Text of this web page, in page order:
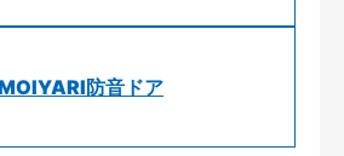
防音ドア